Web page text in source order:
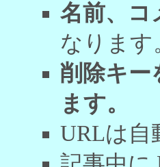
名前、コ
なります
削除キー
ます。
URLは自